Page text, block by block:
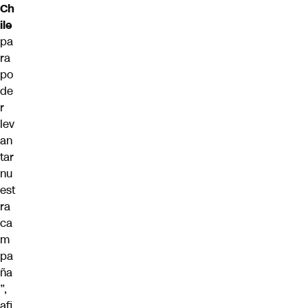
Ch
ile
pa
ra
po
de
r
lev
an
tar
nu
est
ra
ca
m
pa
ña
”,